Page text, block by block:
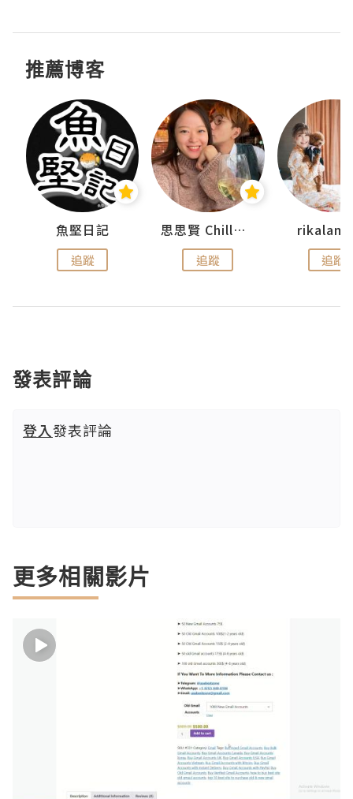
推薦博客
魚堅日記
追蹤
思思賢 ChillMyBabe
追蹤 追蹤
發表評論
登入發表評論
更多相關影片